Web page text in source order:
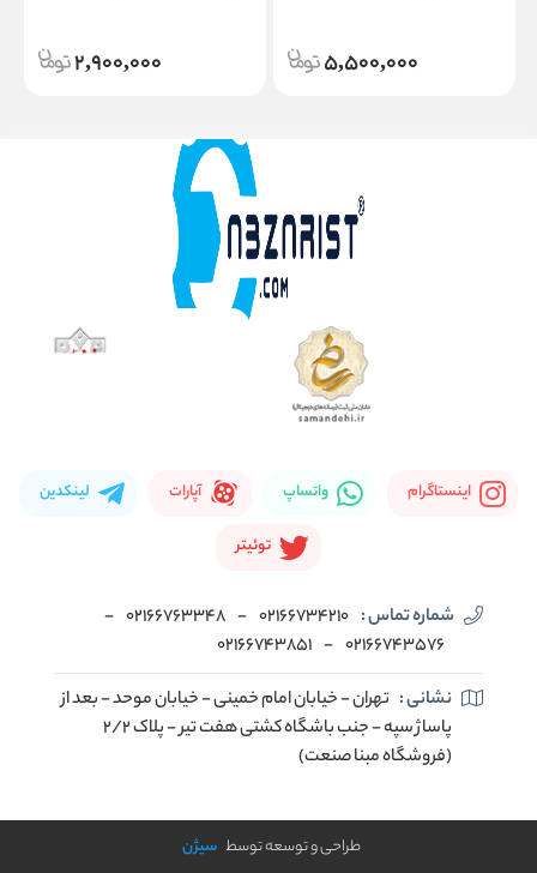
5,500,000
2,900,000
اینستاگرام واتساپ آپارات لینکدین
توئیتر
شماره تماس : 02166734210
-
02166763348
-
02166743576
-
02166743851
نشانی : تهران - خیابان امام خمینی - خیابان موحد - بعد از
پاساژ سپه - جنب باشگاه کشتی هفت تیر - پلاک 2/2
(فروشگاه مبنا صنعت)
طراحی و توسعه توسط سیژن